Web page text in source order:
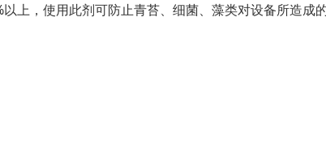
上，使用此剂可防止青苔、细菌、藻类对设备所造成